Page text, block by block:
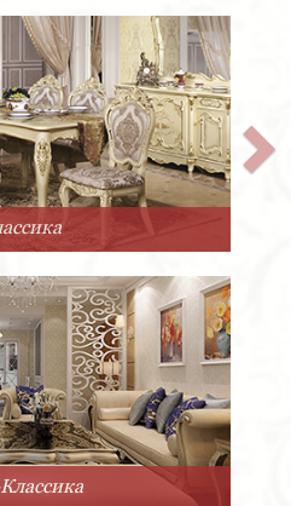
Прованс
Минимализм